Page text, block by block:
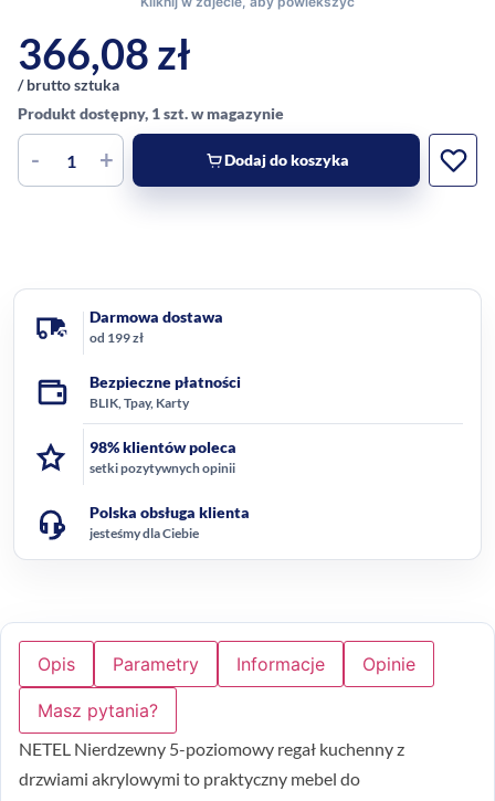
366,08zł
/ brutto sztuka
Produkt dostępny, 1 szt. w magazynie
- + Dodaj do koszyka
Darmowa dostawa
od 199 zł
Bezpieczne płatności
BLIK, Tpay, Karty
98% klientów poleca
setki pozytywnych opinii
Polska obsługa klienta
jesteśmy dla Ciebie
Opis Parametry Informacje Opinie
Masz pytania?
NETEL Nierdzewny 5-poziomowy regał kuchenny z
drzwiami akrylowymi to praktyczny mebel do